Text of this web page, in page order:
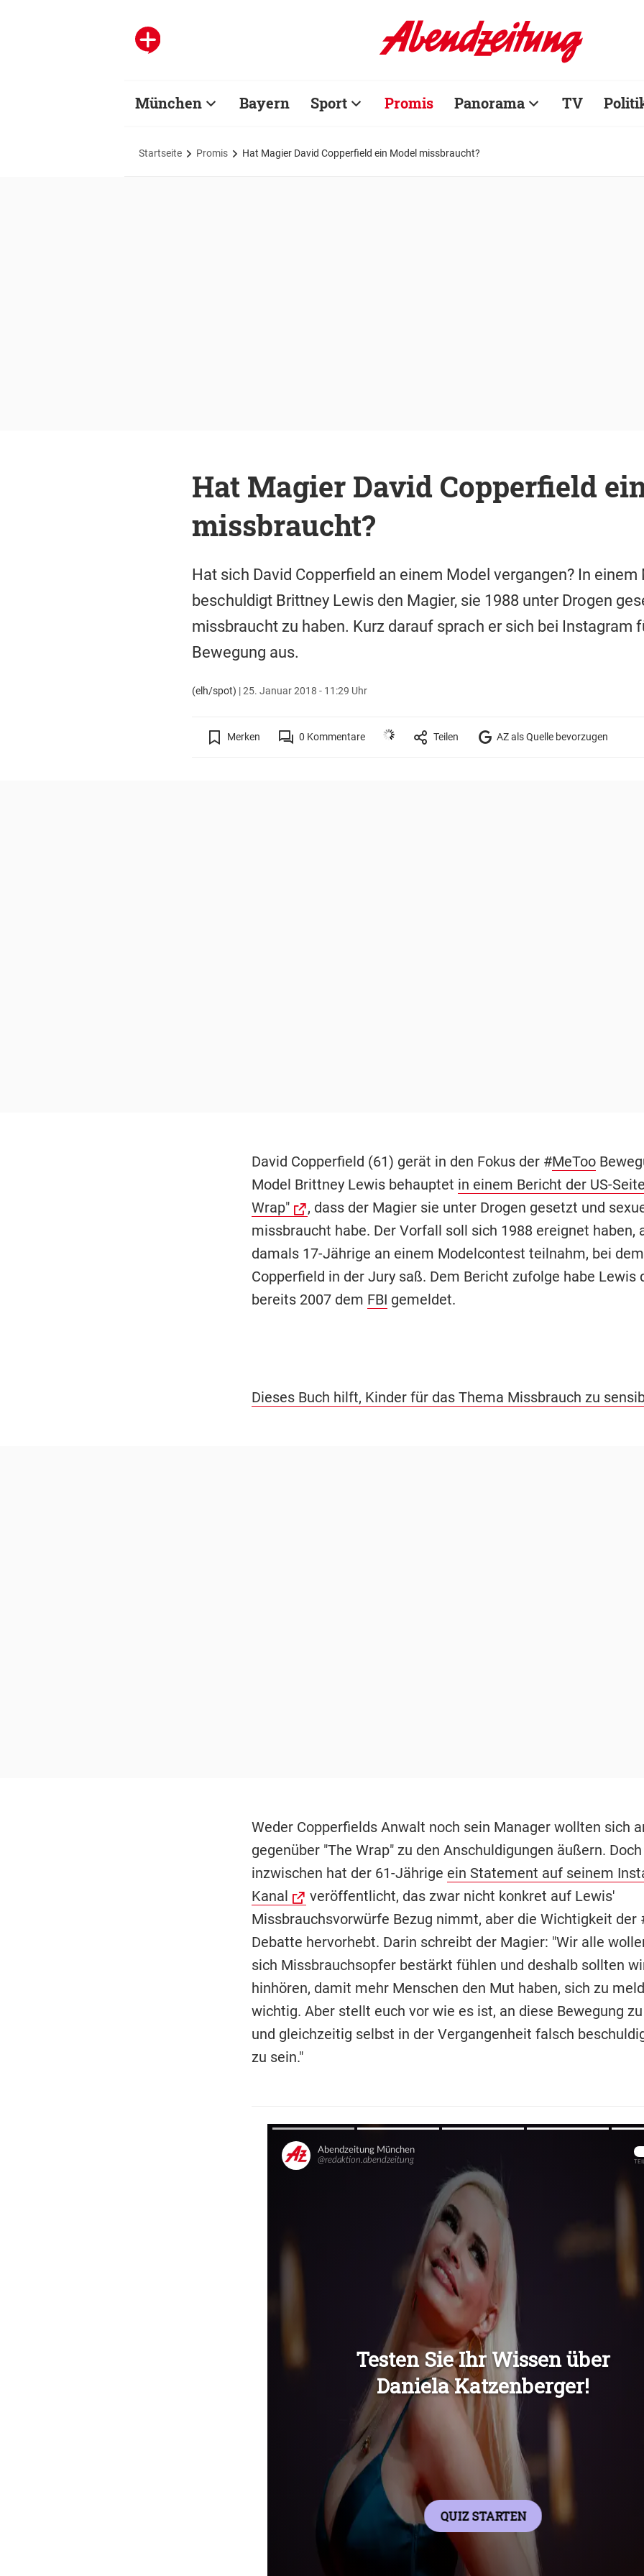
München Bayern Sport Promis Panorama TV
Startseite Promis Hat Magier David Copperfield ein Model missbraucht?
Hat Magier David Copperfield
missbraucht?
Hat sich David Copperfield an einem Model vergangen? In
beschuldigt Brittney Lewis den Magier, sie 1988 unter Drogen
missbraucht zu haben. Kurz darauf sprach er sich bei Instagram
Bewegung aus.
(elh/spot) |25. Januar 2018 - 11:29 Uhr
Merken 0 Kommentare Teilen AZ als Quelle bevorzugen
David Copperfield (61) gerät in den Fokus der #MeToo
Model Brittney Lewis behauptet in einem Bericht der US-
Wrap"
, dass der Magier sie unter Drogen gesetzt und
missbraucht habe. Der Vorfall soll sich 1988 ereignet haben,
damals 17-Jährige an einem Modelcontest teilnahm, bei dem
Copperfield in der Jury saß. Dem Bericht zufolge habe Lewis
bereits 2007 dem FBI gemeldet.
Dieses Buch hilft, Kinder für das Thema Missbrauch zu
Weder Copperfields Anwalt noch sein Manager wollten sich
gegenüber "The Wrap" zu den Anschuldigungen äußern. Doch
inzwischen hat der 61-Jährige ein Statement auf seinem
Kanal
veröffentlicht, das zwar nicht konkret auf Lewis'
Missbrauchsvorwürfe Bezug nimmt, aber die Wichtigkeit der
Debatte hervorhebt. Darin schreibt der Magier: "Wir alle
sich Missbrauchsopfer bestärkt fühlen und deshalb sollten
hinhören, damit mehr Menschen den Mut haben, sich zu
wichtig. Aber stellt euch vor wie es ist, an diese Bewegung
und gleichzeitig selbst in der Vergangenheit falsch
zu sein."